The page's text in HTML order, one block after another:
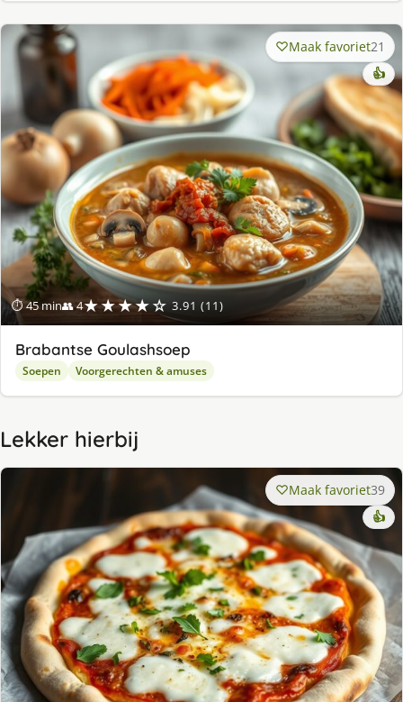
⏱ 45 min👥 4★★★★☆ 3.91 (11)
Maak favoriet21
👍
Brabantse Goulashsoep
Soepen Voorgerechten & amuses
Lekker hierbij
Maak favoriet39
👍